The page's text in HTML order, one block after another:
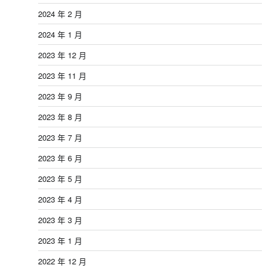
2024 年 2 月
2024 年 1 月
2023 年 12 月
2023 年 11 月
2023 年 9 月
2023 年 8 月
2023 年 7 月
2023 年 6 月
2023 年 5 月
2023 年 4 月
2023 年 3 月
2023 年 1 月
2022 年 12 月